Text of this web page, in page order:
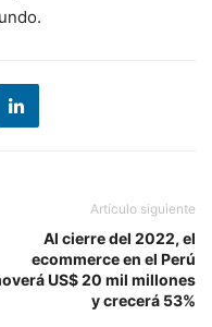
Artículo siguiente
Al cierre del 2022, el
ecommerce en el Perú
US$ 20 mil millones
y crecerá 53%